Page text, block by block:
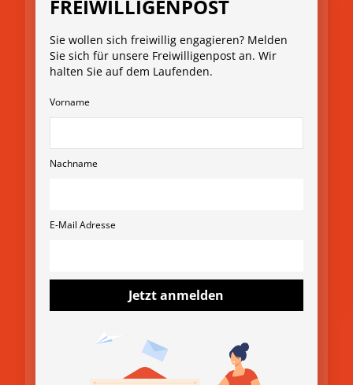
ent
zählt
“:
Hors
t
enga
sich
MO
schic
hte:
Wen
n aus
m
ra
und
Kreat
ivkur
schic
hte:
willig
sich
FREIWILLIGENPOST
Sie wollen sich freiwillig engagieren? Melden
Sie sich für unsere Freiwilligenpost an. Wir
halten Sie auf dem Laufenden.
Vorname
Nachname
E-Mail Adresse
Jetzt anmelden